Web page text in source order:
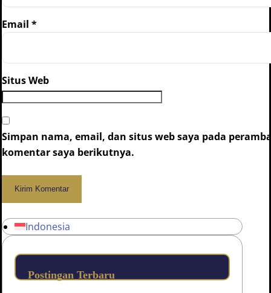
Email *
Situs Web
Simpan nama, email, dan situs web saya pada
komentar saya berikutnya.
Indonesia
Postingan Terbaru